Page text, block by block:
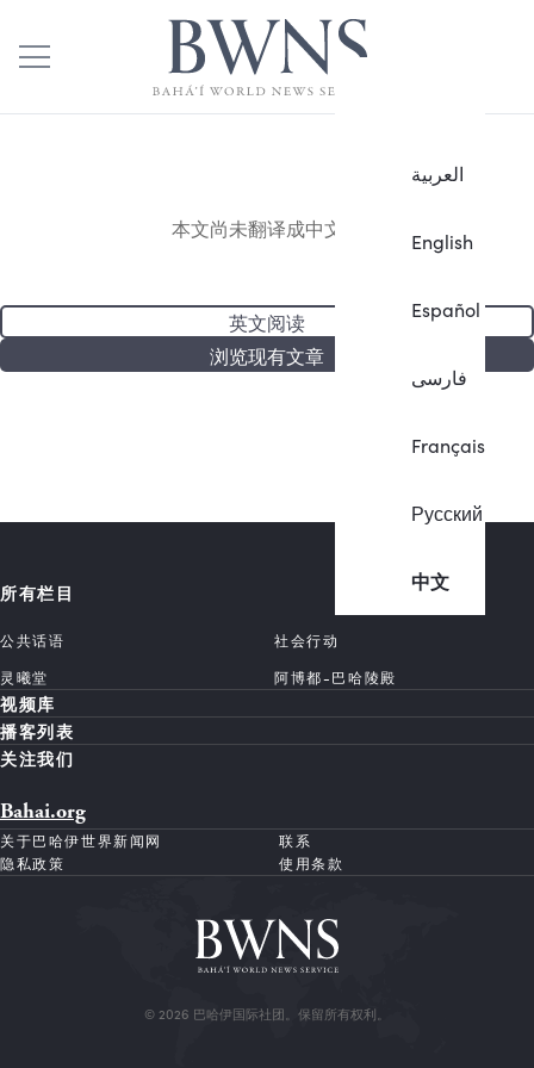
العربية
English
Español
فارسی
Français
Русский
中文
本文尚未翻译成中文。
英文阅读
浏览现有文章
所有栏目
公共话语
社会行动
灵曦堂
阿博都-巴哈陵殿
视频库
播客列表
关注我们
Bahai.org
关于巴哈伊世界新闻网
联系
隐私政策
使用条款
© 2026 巴哈伊国际社团。保留所有权利。